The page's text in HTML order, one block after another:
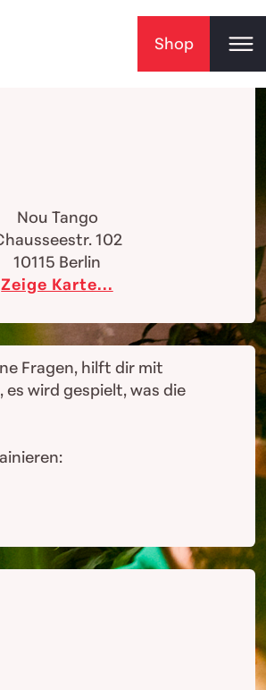
Shop
Nou Tango
102
10115 Berlin
Zeige Karte...
Fragen, hilft dir mit
wird gespielt, was die